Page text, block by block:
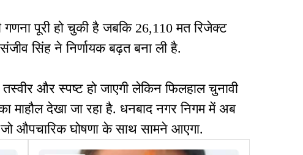
पूरी हो चुकी है जबकि 26,110 मत रिजेक्ट
सिंह ने निर्णायक बढ़त बना ली है.
और स्पष्ट हो जाएगी लेकिन फिलहाल चुनावी
माहौल देखा जा रहा है. धनबाद नगर निगम में अब
जो औपचारिक घोषणा के साथ सामने आएगा.